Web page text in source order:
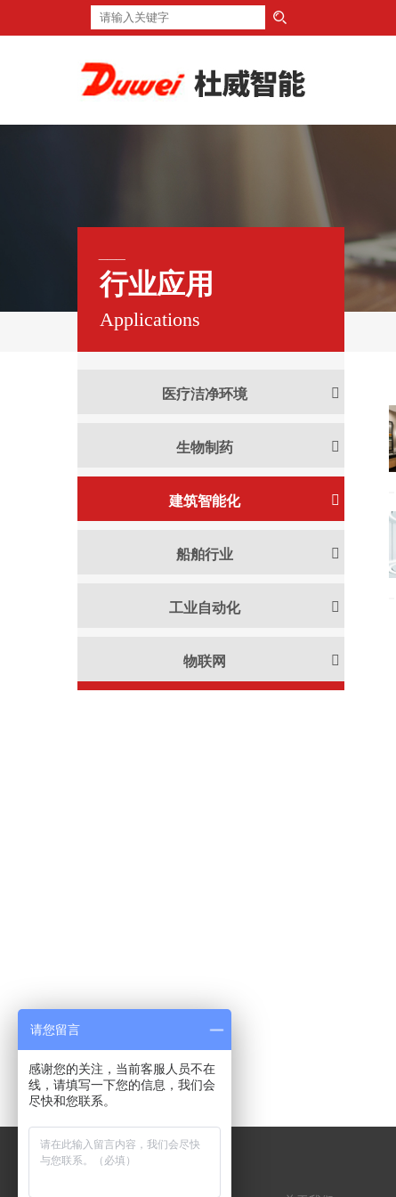
行业应用
Applications
医疗洁净环境
生物制药
建筑智能化
船舶行业
工业自动化
物联网
请您留言
感谢您的关注，当前客服人员不在
线，请填写一下您的信息，我们会
尽快和您联系。